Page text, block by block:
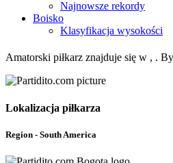
Najnowsze rekordy
Boisko
Klasyfikacja wysokości
Amatorski piłkarz znajduje się w , .
Lokalizacja piłkarza
Region - South America